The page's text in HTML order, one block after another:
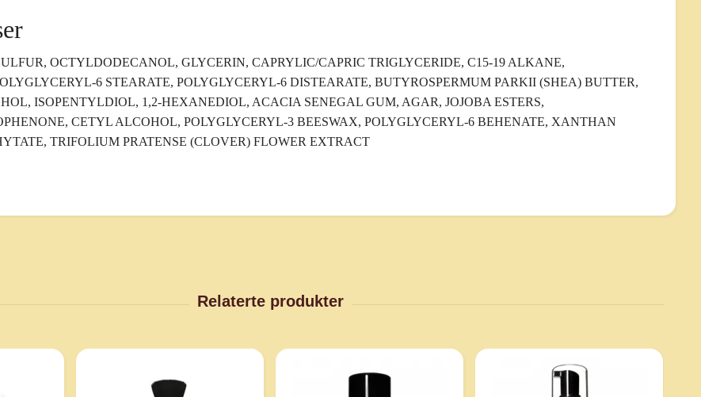
OCTYLDODECANOL, GLYCERIN, CAPRYLIC/CAPRIC TRIGLYCERIDE, C15-19 ALKANE,
6 STEARATE, POLYGLYCERYL-6 DISTEARATE, BUTYROSPERMUM PARKII (SHEA) BUTTER,
ISOPENTYLDIOL, 1,2-HEXANEDIOL, ACACIA SENEGAL GUM, AGAR, JOJOBA ESTERS,
CETYL ALCOHOL, POLYGLYCERYL-3 BEESWAX, POLYGLYCERYL-6 BEHENATE, XANTHAN
TRIFOLIUM PRATENSE (CLOVER) FLOWER EXTRACT